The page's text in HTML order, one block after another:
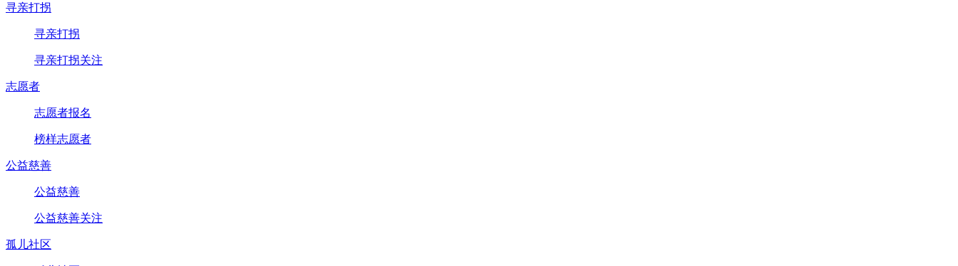
寻亲打拐
寻亲打拐
寻亲打拐关注
志愿者
志愿者报名
榜样志愿者
公益慈善
公益慈善
公益慈善关注
孤儿社区